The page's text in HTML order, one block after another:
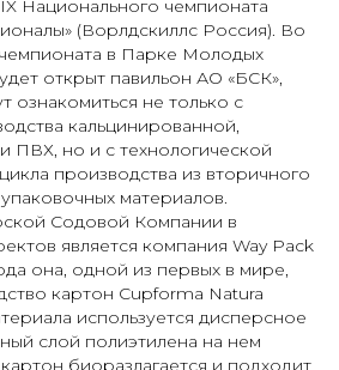
Национального чемпионата
(Ворлдскиллс Россия). Во
в Парке Молодых
открыт павильон АО «БСК»,
ознакомиться не только с
кальцинированной,
ПВХ, но и с технологической
производства из вторичного
материалов.
Содовой Компании в
является компания Way Pack
она, одной из первых в мире,
картон Cupforma Natura
используется дисперсное
слой полиэтилена на нем
картон биоразлагается и подходит